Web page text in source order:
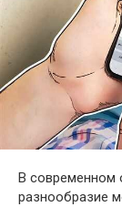
В современном
разнообразие